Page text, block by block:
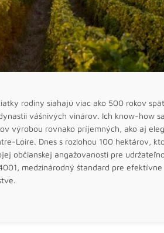
rodiny siahajú viac ako 500 rokov
vášnivých vinárov. Ich know-how sa
výrobou rovnako príjemných, ako aj
Loire. Dnes s rozlohou 100 hektárov,
občianskej angažovanosti pre
medzinárodný štandard pre efektívne